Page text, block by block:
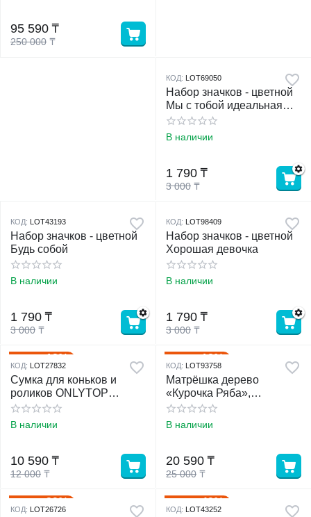
250 000 ₸
95 590 ₸
КОД: LOT69050
Набор значков - цветной
Мы с тобой идеальная
ПАРА
В наличии
3 000 ₸
1 790 ₸
КОД: LOT43193
Набор значков - цветной
Будь собой
В наличии
3 000 ₸
1 790 ₸
КОД: LOT98409
Набор значков - цветной
Хорошая девочка
В наличии
3 000 ₸
1 790 ₸
12%
КОД: LOT27832
Сумка для коньков и
роликов ONLYTOP
Impulse, 42х38х20 см
В наличии
12 000 ₸
10 590 ₸
18%
КОД: LOT93758
Матрёшка дерево
«Курочка Ряба»,
сюжетная, 5 кукольная,
13.5 - 15 см, МИКС
В наличии
25 000 ₸
20 590 ₸
29%
КОД: LOT26726
43%
КОД: LOT43252